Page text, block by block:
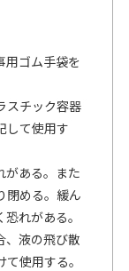
用ゴム手袋を
スチック容器
して使用す
がある。また
閉める。緩ん
れがある。
、液の飛び散
使用する。